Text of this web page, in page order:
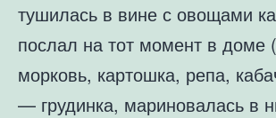
тушилась в вине с овощами
послал на тот момент в доме
морковь, картошка, репа,
— грудинка, мариновалась в